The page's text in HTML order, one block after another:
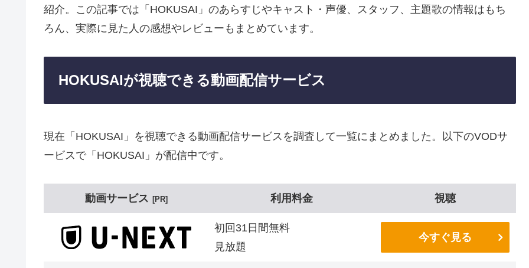
紹介。この記事では「HOKUSAI」のあらすじやキャスト・声優、スタッフ、主題歌の情報はもち
ろん、実際に見た人の感想やレビューもまとめています。
HOKUSAIが視聴できる動画配信サービス
現在「HOKUSAI」を視聴できる動画配信サービスを調査して一覧にまとめました。以下のVODサ
ービスで「HOKUSAI」が配信中です。
動画サービス PR 利用料金 視聴
初回31日間無料
見放題
今すぐ見る